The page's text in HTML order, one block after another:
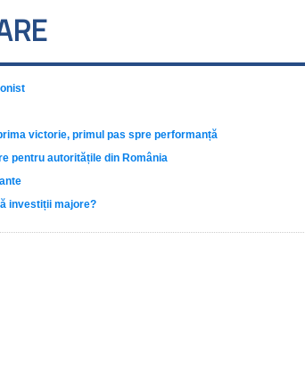
victorie, primul pas spre performanță
pentru autoritățile din România
investiții majore?